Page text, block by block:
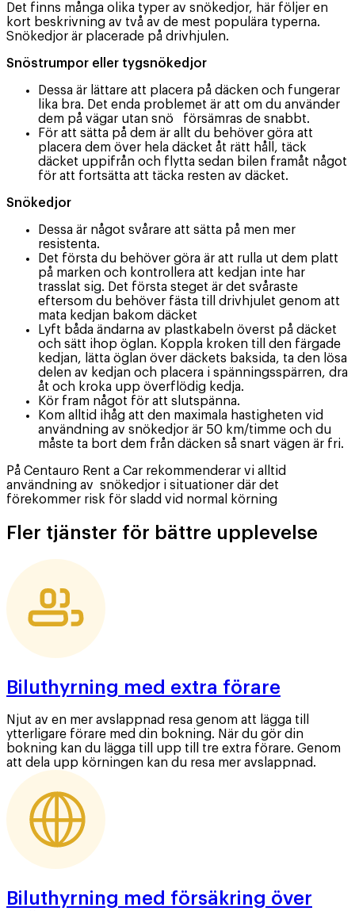
Det finns många olika typer av snökedjor, här följer en
kort beskrivning av två av de mest populära typerna.
Snökedjor är placerade på drivhjulen.
Snöstrumpor eller tygsnökedjor
Dessa är lättare att placera på däcken och fungerar
lika bra. Det enda problemet är att om du använder
dem på vägar utan snö försämras de snabbt.
För att sätta på dem är allt du behöver göra att
placera dem över hela däcket åt rätt håll, täck
däcket uppifrån och flytta sedan bilen framåt något
för att fortsätta att täcka resten av däcket.
Snökedjor
Dessa är något svårare att sätta på men mer
resistenta.
Det första du behöver göra är att rulla ut dem platt
på marken och kontrollera att kedjan inte har
trasslat sig. Det första steget är det svåraste
eftersom du behöver fästa till drivhjulet genom att
mata kedjan bakom däcket
Lyft båda ändarna av plastkabeln överst på däcket
och sätt ihop öglan. Koppla kroken till den färgade
kedjan, lätta öglan över däckets baksida, ta den lösa
delen av kedjan och placera i spänningsspärren, dra
åt och kroka upp överflödig kedja.
Kör fram något för att slutspänna.
Kom alltid ihåg att den maximala hastigheten vid
användning av snökedjor är 50 km/timme och du
måste ta bort dem från däcken så snart vägen är fri.
På Centauro Rent a Car rekommenderar vi alltid
användning av snökedjor i situationer där det
förekommer risk för sladd vid normal körning
Fler tjänster för bättre upplevelse
Biluthyrning med extra förare
Njut av en mer avslappnad resa genom att lägga till
ytterligare förare med din bokning. När du gör din
bokning kan du lägga till upp till tre extra förare. Genom
att dela upp körningen kan du resa mer avslappnad.
Biluthyrning med försäkring över